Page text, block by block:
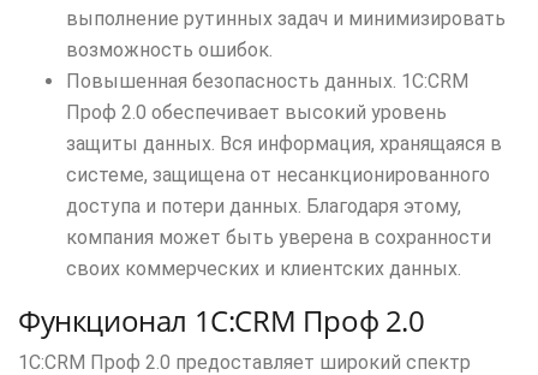
выполнение рутинных задач и минимизировать
возможность ошибок.
Повышенная безопасность данных. 1C:CRM
Проф 2.0 обеспечивает высокий уровень
защиты данных. Вся информация, хранящаяся в
системе, защищена от несанкционированного
доступа и потери данных. Благодаря этому,
компания может быть уверена в сохранности
своих коммерческих и клиентских данных.
Функционал 1C:CRM Проф 2.0
1C:CRM Проф 2.0 предоставляет широкий спектр